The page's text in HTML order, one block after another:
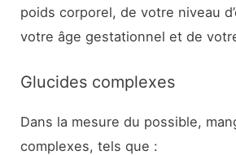
poids corporel, de votre niveau
votre âge gestationnel et de
Glucides complexes
Dans la mesure du possible,
complexes, tels que :